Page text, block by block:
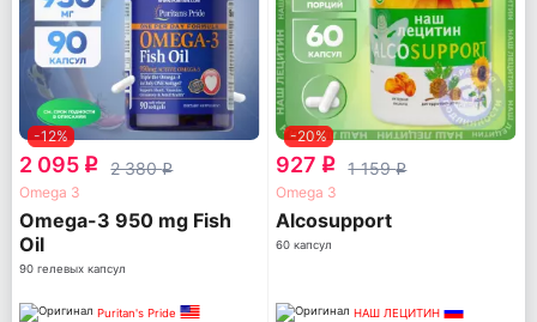
-12%
2 095 q 2 380q
Omega 3
Omega-3 950 mg Fish
Oil
90 гелевых капсул
Puritan's Pride
-20%
927 q 1 159q
Omega 3
Alcosupport
60 капсул
НАШ ЛЕЦИТИН